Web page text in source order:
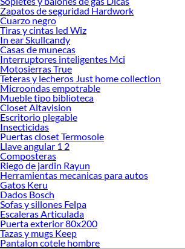
Zapatos de seguridad Hardwork
Cuarzo negro
Tiras y cintas led Wiz
In ear Skullcandy
Casas de munecas
Interruptores inteligentes Mci
Motosierras True
Teteras y lecheros Just home collection
Microondas empotrable
Mueble tipo biblioteca
Closet Altavision
Escritorio plegable
Insecticidas
Puertas closet Termosole
Llave angular 1 2
Composteras
Riego de jardin Rayun
Herramientas mecanicas para autos
Gatos Keru
Dados Bosch
Sofas y sillones Felpa
Escaleras Articulada
Puerta exterior 80x200
Tazas y mugs Keep
Pantalon cotele hombre